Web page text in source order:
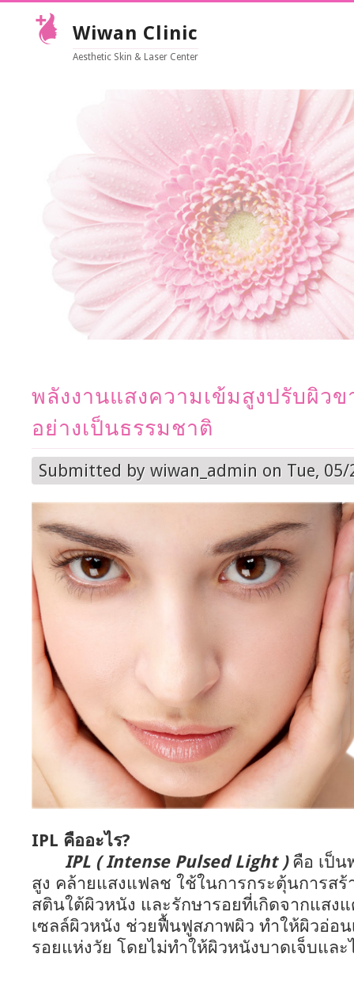
Wiwan Clinic
Aesthetic Skin & Laser Center
พลังงานแสงความเข้มสูงปรับผิวข
อย่างเป็นธรรมชาติ
Submitted by wiwan_admin on Tue,
IPL คืออะไร?
IPL ( Intense Pulsed Light )คือ เป็น
สูง คล้ายแสงแฟลช ใช้ในการกระตุ้นการสร้
สตินใต้ผิวหนัง และรักษารอยที่เกิดจากแสง
เซลล์ผิวหนัง ช่วยฟื้นฟูสภาพผิว ทำให้ผิวอ่อน
รอยแห่งวัย โดยไม่ทำให้ผิวหนังบาดเจ็บแล